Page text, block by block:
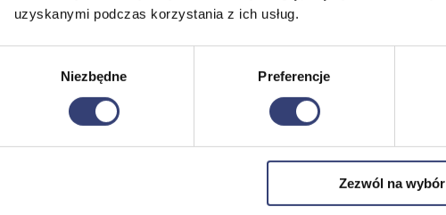
uzyskanymi podczas korzystania z ich usług.
Niezbędne Preferencje
Zezwól na wybór